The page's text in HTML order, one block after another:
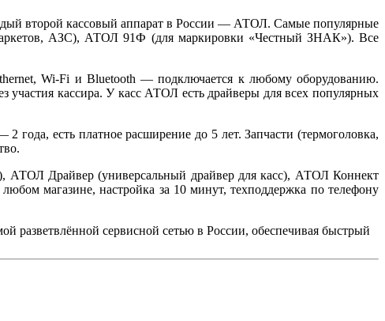
второй кассовый аппарат в России — АТОЛ. Самые популярные
АЗС), АТОЛ 91Ф (для маркировки «Честный ЗНАК»). Все
Wi-Fi и Bluetooth — подключается к любому оборудованию.
кассира. У касс АТОЛ есть драйверы для всех популярных
есть платное расширение до 5 лет. Запчасти (термоголовка,
АТОЛ Драйвер (универсальный драйвер для касс), АТОЛ Коннект
магазине, настройка за 10 минут, техподдержка по телефону
сервисной сетью в России, обеспечивая быстрый